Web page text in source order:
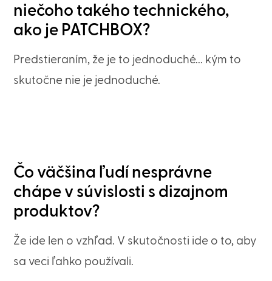
niečoho takého technického,
ako je PATCHBOX?
Predstieraním, že je to jednoduché... kým to
skutočne nie je jednoduché.
Čo väčšina ľudí nesprávne
chápe v súvislosti s dizajnom
produktov?
Že ide len o vzhľad. V skutočnosti ide o to, aby
sa veci ľahko používali.